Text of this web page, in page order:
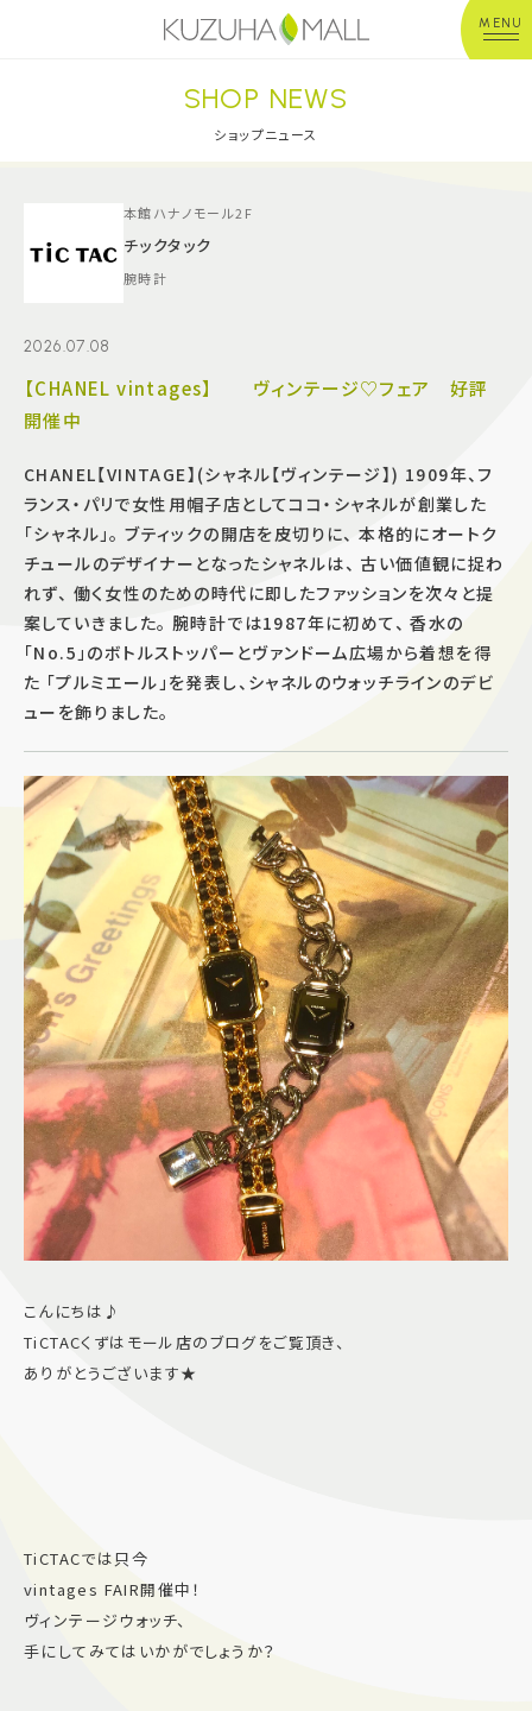
MENU
年中無休平 日：10:00~20:00
※店舗により異なる
ショップガイド
キッズ＆ベビー
施設案内
アクセス＆駐車場
よくあるご質問
Follow US
SHOP NEWS
ショップニュース
本館ハナノモール2F
チックタック
腕時計
2026.07.08
【CHANEL vintages】 ヴィンテージ♡フェア 好評
開催中
CHANEL【VINTAGE】(シャネル【ヴィンテージ】) 1909年、フ
ランス・パリで女性用帽子店としてココ・シャネルが創業した
「シャネル」。 ブティックの開店を皮切りに、 本格的にオートク
チュールのデザイナーとなったシャネルは、 古い価値観に捉わ
れず、 働く女性のための時代に即したファッションを次々と提
案していきました。 腕時計では1987年に初めて、 香水の
「No.5」のボトルストッパーとヴァンドーム広場から着想を得
た 「プルミエール」を発表し、シャネルのウォッチラインのデビ
ューを飾りました。
こんにちは♪
TiCTACくずはモール店のブログをご覧頂き、
ありがとうございます★
TiCTACでは只今
vintages FAIR開催中！
ヴィンテージウォッチ、
手にしてみてはいかがでしょうか？